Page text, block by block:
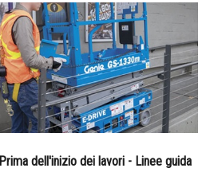
Prima dell'inizio dei lavori - Linee guida